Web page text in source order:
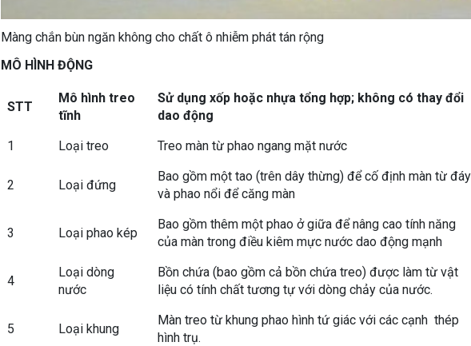
Màng chắn bùn ngăn không cho chất ô nhiễm phát tán rộng
MÔ HÌNH ĐỘNG
STT
Mô hình treo
tĩnh
Sử dụng xốp hoặc nhựa tổng hợp; không có thay đổi
dao động
1
Loại treo Treo màn từ phao ngang mặt nước
2 Loại đứng
Bao gồm một tao (trên dây thừng) để cố định màn từ đáy
và phao nổi để căng màn
3 Loại phao kép
Bao gồm thêm một phao ở giữa để nâng cao tính năng
của màn trong điều kiêm mực nước dao động mạnh
4
Loại dòng
nước
Bồn chứa (bao gồm cả bồn chứa treo) được làm từ vật
liệu có tính chất tương tự với dòng chảy của nước.
5 Loại khung
Màn treo từ khung phao hình tứ giác với các cạnh thép
hình trụ.